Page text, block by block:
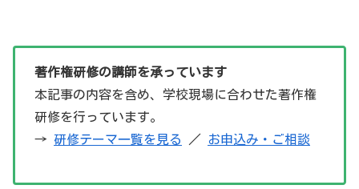
著作権研修の講師を承っています
本記事の内容を含め、学校現場に合わせた著作権
研修を行っています。
→ 研修テーマ一覧を見る ／ お申込み・ご相談